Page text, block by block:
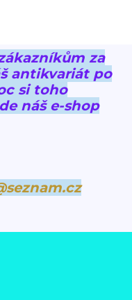
za
antikvariát po
si toho
náš e-shop